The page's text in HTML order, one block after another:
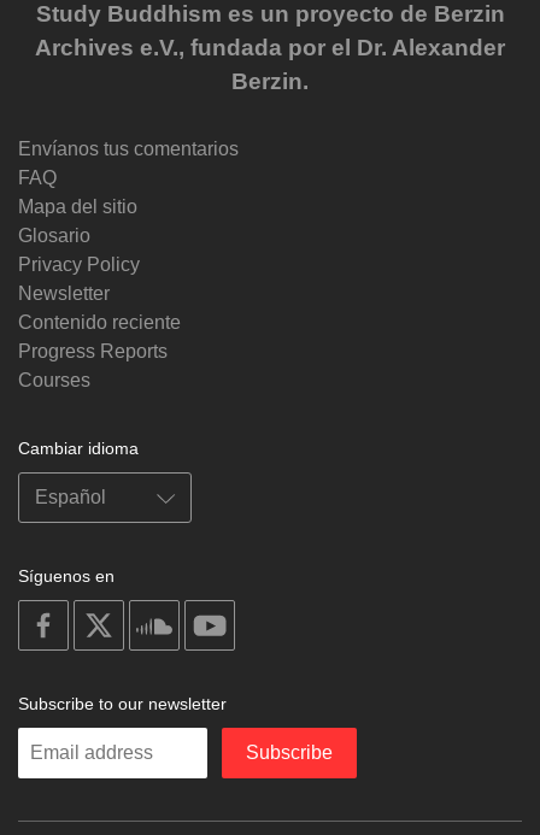
Study Buddhism es un proyecto de Berzin
Archives e.V., fundada por el Dr. Alexander
Berzin.
Envíanos tus comentarios
FAQ
Mapa del sitio
Glosario
Privacy Policy
Newsletter
Contenido reciente
Progress Reports
Courses
Cambiar idioma
Síguenos en
on
facebook
soundcloud
Subscribe to our newsletter
Enter
Subscribe